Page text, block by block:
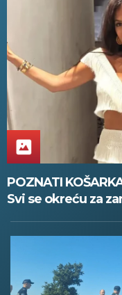
POZNATI
Svi se okreću za